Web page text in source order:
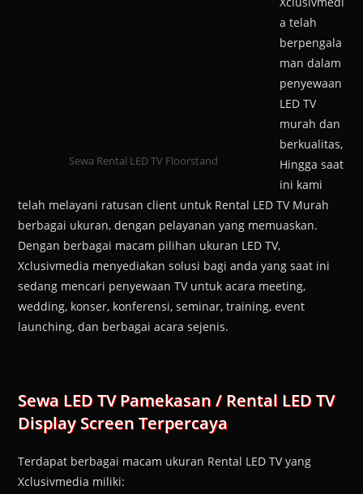
Sewa Rental LED TV Floorstand
a telah
berpengala
man dalam
penyewaan
LED TV
murah dan
berkualitas,
Hingga saat
ini kami
telah melayani ratusan client untuk Rental LED TV Murah
berbagai ukuran, dengan pelayanan yang memuaskan.
Dengan berbagai macam pilihan ukuran LED TV,
Xclusivmedia menyediakan solusi bagi anda yang saat ini
sedang mencari penyewaan TV untuk acara meeting,
wedding, konser, konferensi, seminar, training, event
launching, dan berbagai acara sejenis.
Sewa LED TV Pamekasan / Rental LED TV
Display Screen Terpercaya
Terdapat berbagai macam ukuran Rental LED TV yang
Xclusivmedia miliki: